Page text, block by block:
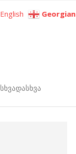
სხვადასხვა
English Georgian